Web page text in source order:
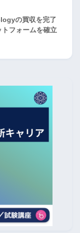
の買収を完了
トフォームを確立